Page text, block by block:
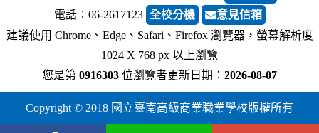
電話︰06-2617123 全校分機
意見信箱
建議使用 Chrome、Edge、Safari、Firefox 瀏覽器，螢幕解析度
1024 X 768 px 以上瀏覽
您是第 0916303 位瀏覽者更新日期： 2026-08-07
Copyright © 2018 國立臺南高級商業職業學校版權所有